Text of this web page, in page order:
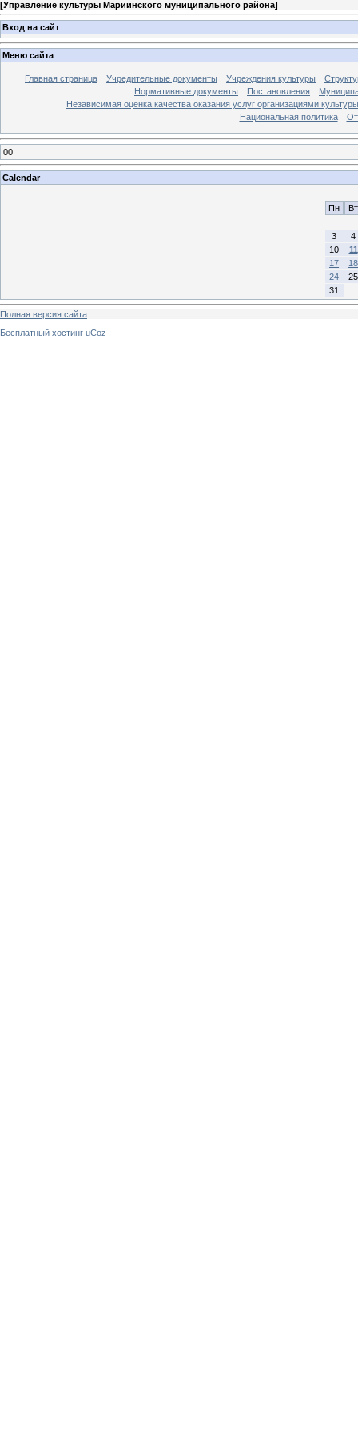
[Управление культуры Мариинского муниципального района]
Вход на сайт
Меню сайта
Главная страница Учредительные документы Учреждения культуры
Нормативные документы
Постановления
Независимая оценка качества оказания услуг организациями культуры
Национальная политика
00
Calendar
Пн Вт
3
4
10
11
17
18
24
25
31
Полная версия сайта
Бесплатный хостинг uCoz